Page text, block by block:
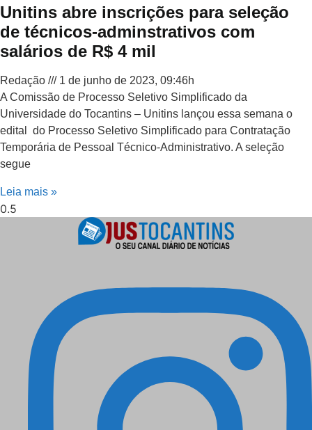
Unitins abre inscrições para seleção
de técnicos-adminstrativos com
salários de R$ 4 mil
Redação
1 de junho de 2023, 09:46h
A Comissão de Processo Seletivo Simplificado da
Universidade do Tocantins – Unitins lançou essa semana o
edital do Processo Seletivo Simplificado para Contratação
Temporária de Pessoal Técnico-Administrativo. A seleção
segue
Leia mais »